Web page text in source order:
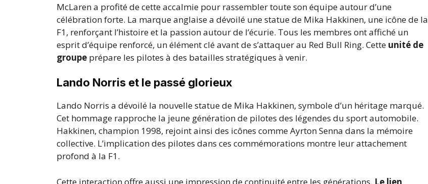
McLaren a profité de cette accalmie pour rassembler toute son équipe autour d’une
célébration forte. La marque anglaise a dévoilé une statue de Mika Hakkinen, une icône de la
F1, renforçant l’histoire et la passion autour de l’écurie. Tous les membres ont affiché un
esprit d’équipe renforcé, un élément clé avant de s’attaquer au Red Bull Ring. Cette unité de
groupe prépare les pilotes à des batailles stratégiques à venir.
Lando Norris et le passé glorieux
Lando Norris a dévoilé la nouvelle statue de Mika Hakkinen, symbole d’un héritage marqué.
Cet hommage rapproche la jeune génération de pilotes des légendes du sport automobile.
Hakkinen, champion 1998, rejoint ainsi des icônes comme Ayrton Senna dans la mémoire
collective. L’implication des pilotes dans ces commémorations montre leur attachement
profond à la F1.